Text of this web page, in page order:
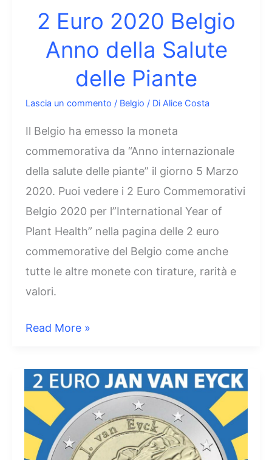
2 Euro 2020 Belgio
Anno della Salute
delle Piante
Lascia un commento / Belgio / Di Alice Costa
Il Belgio ha emesso la moneta
commemorativa da “Anno internazionale
della salute delle piante” il giorno 5 Marzo
2020. Puoi vedere i 2 Euro Commemorativi
Belgio 2020 per l”International Year of
Plant Health” nella pagina delle 2 euro
commemorative del Belgio come anche
tutte le altre monete con tirature, rarità e
valori.
2
2020
Belgio
Anno
della
Salute
Read More »